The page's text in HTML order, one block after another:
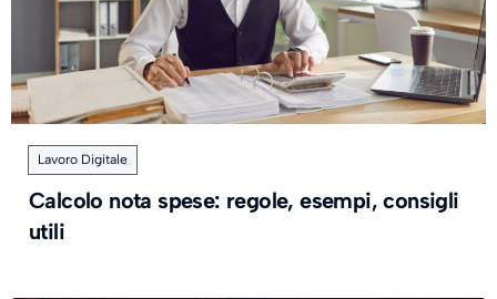
Lavoro Digitale
Calcolo nota spese: regole, esempi, consigli
utili